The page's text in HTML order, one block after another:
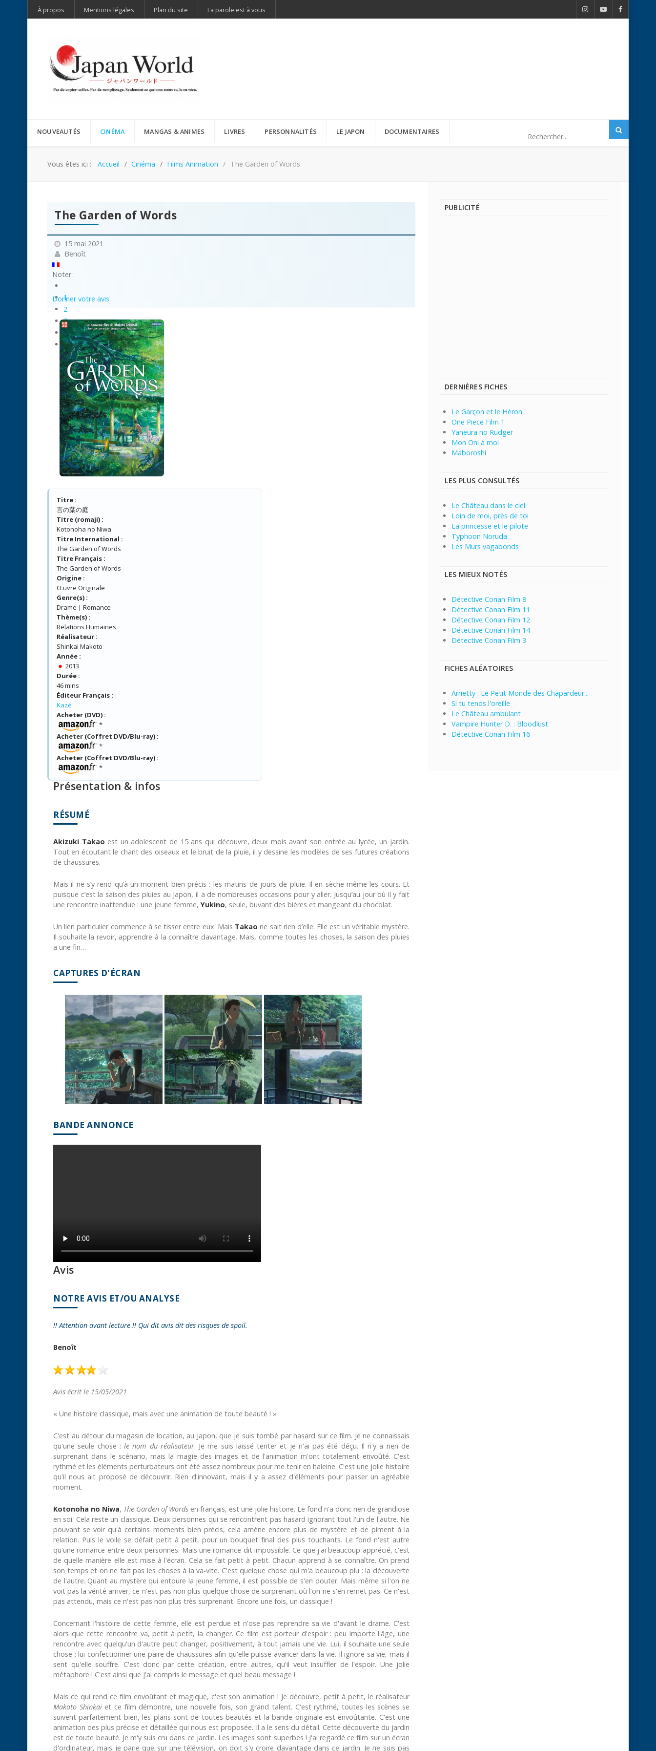
À propos Mentions légales Plan du site La parole est à vous
NOUVEAUTÉS CINÉMA MANGAS & ANIMES LIVRES PERSONNALITÉS LE JAPON DOCUMENTAIRES
Vous êtes ici : Accueil Cinéma Films Animation The Garden of Words
The Garden of Words
15 mai 2021
Benoît
Noter :
1
2
3
4
5
Donner votre avis
Titre :
言の葉の庭
Titre (romaji) :
Kotonoha no Niwa
Titre International :
The Garden of Words
Titre Français :
The Garden of Words
Origine :
Œuvre Originale
Genre(s) :
Drame | Romance
Thème(s) :
Relations Humaines
Réalisateur :
Shinkai Makoto
Année :
2013
Durée :
46 mins
Éditeur Français :
Kazé
Acheter (DVD) :
*
Acheter (Coffret DVD/Blu-ray) :
*
Acheter (Coffret DVD/Blu-ray) :
*
Présentation & infos
RÉSUMÉ
Akizuki Takao est un adolescent de 15 ans qui découvre, deux mois avant son entrée au lycée, un jardin.
Tout en écoutant le chant des oiseaux et le bruit de la pluie, il y dessine les modèles de ses futures créations
de chaussures.
Mais il ne s’y rend qu’à un moment bien précis : les matins de jours de pluie. Il en sèche même les cours. Et
puisque c’est la saison des pluies au Japon, il a de nombreuses occasions pour y aller. Jusqu’au jour où il y fait
une rencontre inattendue : une jeune femme,Yukino, seule, buvant des bières et mangeant du chocolat.
Un lien particulier commence à se tisser entre eux. Mais Takao ne sait rien d’elle. Elle est un véritable mystère.
Il souhaite la revoir, apprendre à la connaître davantage. Mais, comme toutes les choses, la saison des pluies
a une fin…
CAPTURES D'ÉCRAN
BANDE ANNONCE
Avis
NOTRE AVIS ET/OU ANALYSE
!! Attention avant lecture !! Qui dit avis dit des risques de spoil.
Benoît
Avis écrit le 15/05/2021
« Une histoire classique, mais avec une animation de toute beauté ! »
C'est au détour du magasin de location, au Japon, que je suis tombé par hasard sur ce film. Je ne connaissais
qu'une seule chose :le nom du réalisateur. Je me suis laissé tenter et je n'ai pas été déçu. Il n'y a rien de
surprenant dans le scénario, mais la magie des images et de l'animation m'ont totalement envoûté. C'est
rythmé et les éléments perturbateurs ont été assez nombreux pour me tenir en haleine. C'est une jolie histoire
qu'il nous ait proposé de découvrir. Rien d'innovant, mais il y a assez d'éléments pour passer un agréable
moment.
Kotonoha no Niwa, The Garden of Words en français, est une jolie histoire. Le fond n'a donc rien de grandiose
en soi. Cela reste un classique. Deux personnes qui se rencontrent pas hasard ignorant tout l'un de l'autre. Ne
pouvant se voir qu'à certains moments bien précis, cela amène encore plus de mystère et de piment à la
relation. Puis le voile se défait petit à petit, pour un bouquet final des plus touchants. Le fond n'est autre
qu'une romance entre deux personnes. Mais une romance dit impossible. Ce que j'ai beaucoup apprécié, c'est
de quelle manière elle est mise à l'écran. Cela se fait petit à petit. Chacun apprend à se connaître. On prend
son temps et on ne fait pas les choses à la va-vite. C'est quelque chose qui m'a beaucoup plu : la découverte
de l'autre. Quant au mystère qui entoure la jeune femme, il est possible de s'en douter. Mais même si l'on ne
voit pas la vérité arriver, ce n'est pas non plus quelque chose de surprenant où l'on ne s'en remet pas. Ce n'est
pas attendu, mais ce n'est pas non plus très surprenant. Encore une fois, un classique !
Concernant l'histoire de cette femme, elle est perdue et n'ose pas reprendre sa vie d'avant le drame. C'est
alors que cette rencontre va, petit à petit, la changer. Ce film est porteur d'espoir : peu importe l'âge, une
rencontre avec quelqu'un d'autre peut changer, positivement, à tout jamais une vie. Lui, il souhaite une seule
chose : lui confectionner une paire de chaussures afin qu'elle puisse avancer dans la vie. Il ignore sa vie, mais il
sent qu'elle souffre. C'est donc par cette création, entre autres, qu'il veut insuffler de l'espoir. Une jolie
métaphore ! C'est ainsi que j'ai compris le message et quel beau message !
Mais ce qui rend ce film envoûtant et magique, c'est son animation ! Je découvre, petit à petit, le réalisateur
Makoto Shinkaiet ce film démontre, une nouvelle fois, son grand talent. C'est rythmé, toutes les scènes se
suivent parfaitement bien, les plans sont de toutes beautés et la bande originale est envoûtante. C'est une
animation des plus précise et détaillée qui nous est proposée. Il a le sens du détail. Cette découverte du jardin
est de toute beauté. Je m'y suis cru dans ce jardin. Les images sont superbes ! J'ai regardé ce film sur un écran
d'ordinateur, mais je parie que sur une télévision, on doit s'y croire davantage dans ce jardin. Je ne suis pas
PUBLICITÉ
DERNIÈRES FICHES
Le Garçon et le Héron
One Piece Film 1
Yaneura no Rudger
Mon Oni à moi
Maboroshi
LES PLUS CONSULTÉS
Le Château dans le ciel
Loin de moi, près de toi
La princesse et le pilote
Typhoon Noruda
Les Murs vagabonds
LES MIEUX NOTÉS
Détective Conan Film 8
Détective Conan Film 11
Détective Conan Film 12
Détective Conan Film 14
Détective Conan Film 3
FICHES ALÉATOIRES
Arrietty : Le Petit Monde des Chapardeur...
Si tu tends l'oreille
Le Château ambulant
Vampire Hunter D. : Bloodlust
Détective Conan Film 16